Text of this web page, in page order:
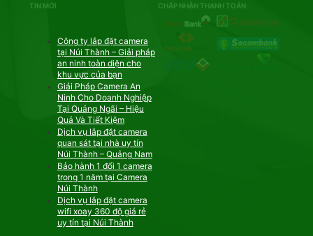
TIN MỚI
Công ty lắp đặt camera
tại Núi Thành – Giải pháp
an ninh toàn diện cho
khu vực của bạn
Giải Pháp Camera An
Ninh Cho Doanh Nghiệp
Tại Quảng Ngãi – Hiệu
Quả Và Tiết Kiệm
Dịch vụ lắp đặt camera
quan sát tại nhà uy tín
Núi Thành – Quảng Nam
Bảo hành 1 đổi 1 camera
trong 1 năm tại Camera
Núi Thành
Dịch vụ lắp đặt camera
wifi xoay 360 độ giá rẻ
uy tín tại Núi Thành
CHẤP NHẬN THANH TOÁN